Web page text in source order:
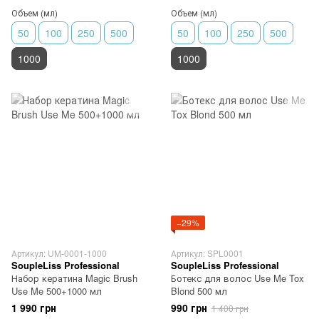
Объем (мл)
50 100 250
500
1000
Объем (мл)
50 100 250
500
1000
Артикул: UM-0001-1000
SoupleLiss Professional
Набор кератина Magic Brush
Use Me 500+1000 мл
1 990 грн
−29%
Артикул: SPL0001
SoupleLiss Professional
Ботекс для волос Use Me Tox
Blond 500 мл
990 грн 1 400 грн